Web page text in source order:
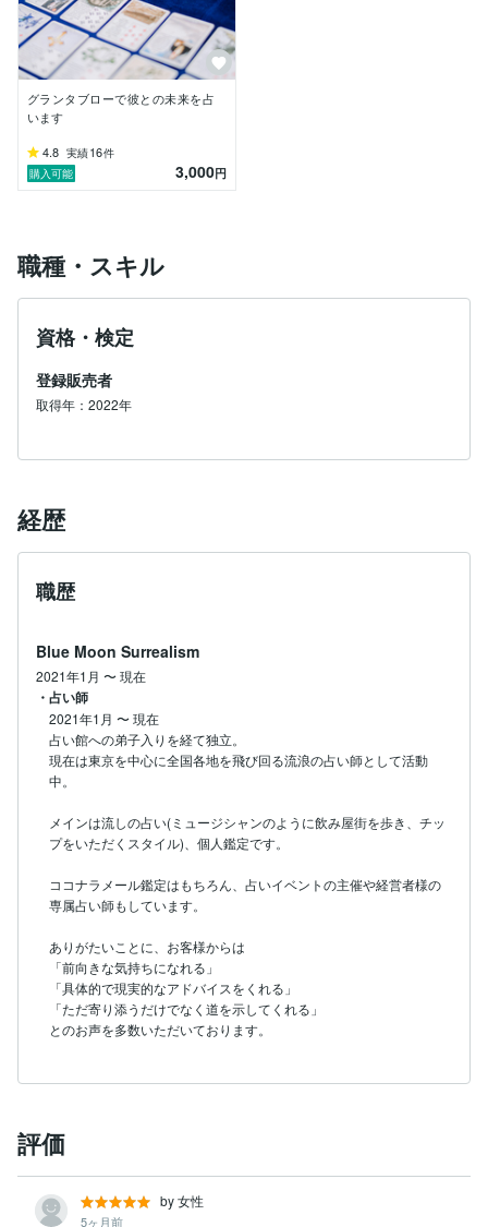
「占い」と聞くと怪しい、ぼったくりといったイメージ
を持たれる方も多いかと思います。
しかし私は【あなたがより幸せに、前向きな気持ちにな
れることを第一に】考えています。
ココナラブログでは、
・幸せになるためにはどうしたら良いのか
ぜひそちらもお読み頂けたら幸いです。
占いは【自分自身を省みる手段】だと考えています。
何かを行う上で、本当の答え、あなたの本来の姿はあな
・自分が何者なのか分からなくなってしまった。
・何をしていけばいいのか分からなくなってしまった。
悩みがあるけど誰に相談していいか分からない…。
前に進みたいけどどう進んだらいいか分からない…。
とりあえず誰かに自分の気持ちを話したい…。
そんなモヤモヤしたお気持ち、
宜しければ、聴かせて下さい。
グランタブローで彼との未来を占
います
4.8 実績16件
購入可能
3,000円
職種・スキル
資格・検定
登録販売者
取得年：2022年
経歴
職歴
Blue Moon Surrealism
2021年1月 〜現在
・占い師
2021年1月 〜現在
占い館への弟子入りを経て独立。
現在は東京を中心に全国各地を飛び回る流浪の占い師として活動
中。
メインは流しの占い(ミュージシャンのように飲み屋街を歩き、チッ
プをいただくスタイル)、個人鑑定です。
ココナラメール鑑定はもちろん、占いイベントの主催や経営者様の
専属占い師もしています。
ありがたいことに、お客様からは
「前向きな気持ちになれる」
「具体的で現実的なアドバイスをくれる」
「ただ寄り添うだけでなく道を示してくれる」
とのお声を多数いただいております。
評価
by 女性
5ヶ月前